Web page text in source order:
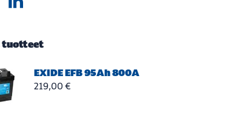
EXIDE EFB 95Ah 800A
219,00 €